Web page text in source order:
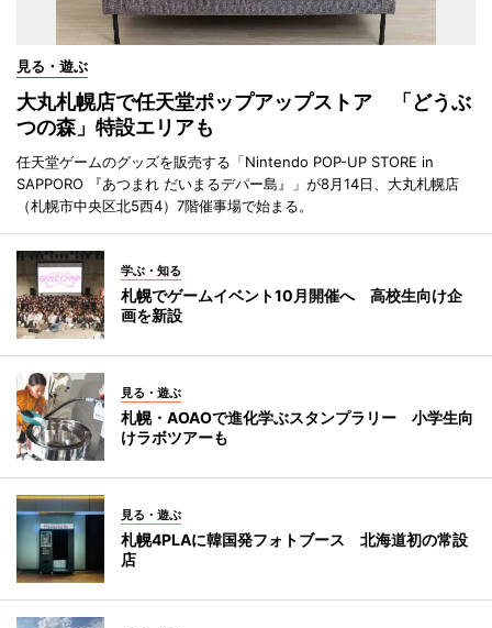
見る・遊ぶ
大丸札幌店で任天堂ポップアップストア 「どうぶ
つの森」特設エリアも
任天堂ゲームのグッズを販売する「Nintendo POP-UP STORE in
SAPPORO 『あつまれ だいまるデパー島』」が8月14日、大丸札幌店
（札幌市中央区北5西4）7階催事場で始まる。
学ぶ・知る
札幌でゲームイベント10月開催へ 高校生向け企
画を新設
見る・遊ぶ
札幌・AOAOで進化学ぶスタンプラリー 小学生向
けラボツアーも
見る・遊ぶ
札幌4PLAに韓国発フォトブース 北海道初の常設
店